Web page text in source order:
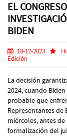
EL
BIDEN
18-12-2023
Edición
La decisión
2024, cuando
probable que
Representantes de
miércoles, antes
formalización del